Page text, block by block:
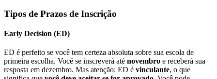
Tipos de Prazos de Inscrição
Early Decision (ED)
ED é perfeito se você tem certeza absoluta sobre sua escola de
primeira escolha. Você se inscreverá até novembro e receberá sua
resposta em dezembro. Mas atenção: ED é vinculante, o que